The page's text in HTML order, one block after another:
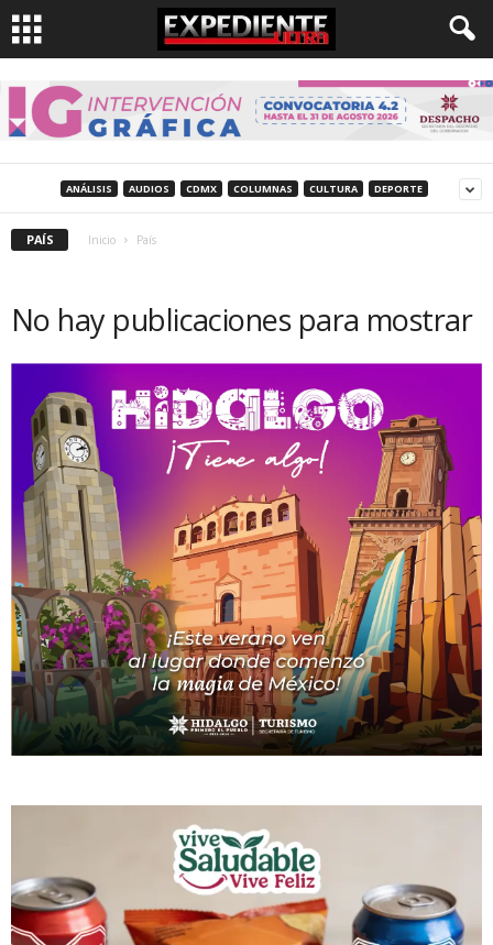
ANÁLISIS AUDIOS CDMX COLUMNAS CULTURA DEPORTE
PAÍS Inicio País
No hay publicaciones para mostrar